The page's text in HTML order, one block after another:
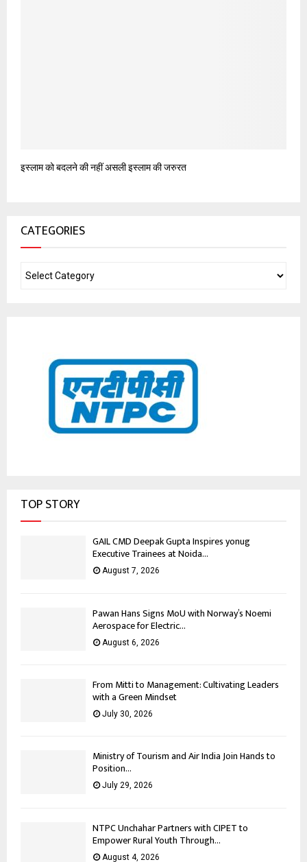
इस्लाम को बदलने की नहीं असली इस्लाम की जरुरत
CATEGORIES
TOP STORY
GAIL CMD Deepak Gupta Inspires yonug
Executive Trainees at Noida...
August 7, 2026
Pawan Hans Signs MoU with Norway’s Noemi
Aerospace for Electric...
August 6, 2026
From Mitti to Management: Cultivating Leaders
with a Green Mindset
July 30, 2026
Ministry of Tourism and Air India Join Hands to
Position...
July 29, 2026
NTPC Unchahar Partners with CIPET to
Empower Rural Youth Through...
August 4, 2026